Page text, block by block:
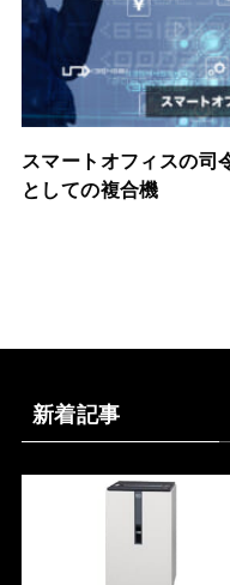
スマートオフィスの司
としての複合機
新着記事